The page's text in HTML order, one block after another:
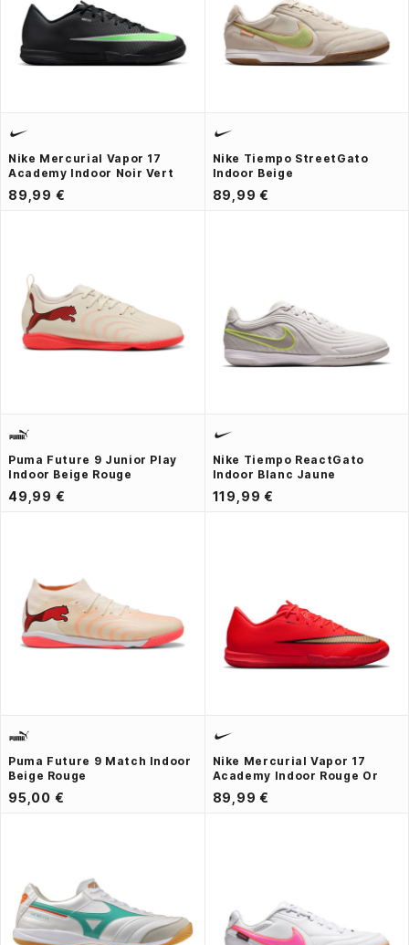
Nike Mercurial Vapor 17
Academy Indoor Noir Vert
89,99 €
Nike Tiempo StreetGato
Indoor Beige
89,99 €
Puma Future 9 Junior Play
Indoor Beige Rouge
49,99 €
Nike Tiempo ReactGato
Indoor Blanc Jaune
119,99 €
Puma Future 9 Match Indoor
Beige Rouge
95,00 €
Nike Mercurial Vapor 17
Academy Indoor Rouge Or
89,99 €